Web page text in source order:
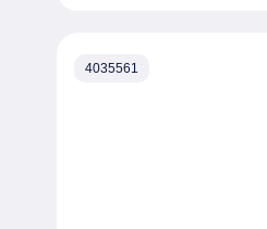
Четыре дома
4035561